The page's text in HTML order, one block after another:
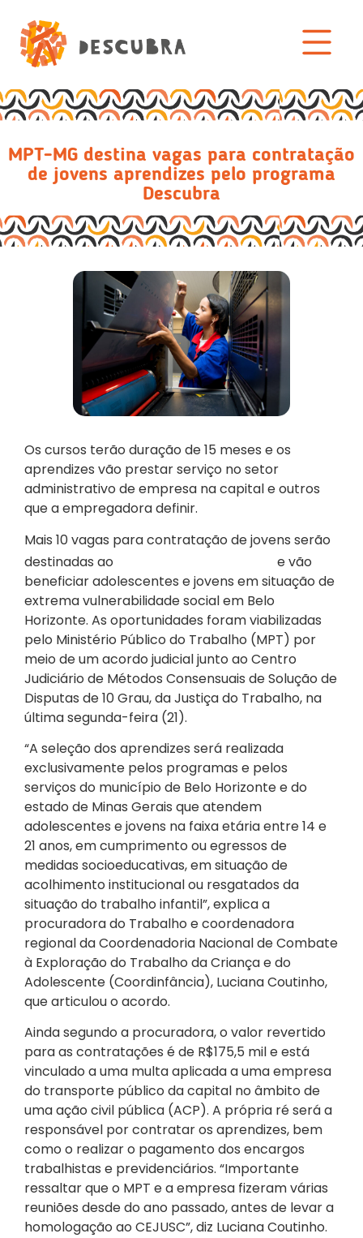
MPT-MG destina vagas para contratação
de jovens aprendizes pelo programa
Descubra
Os cursos terão duração de 15 meses e os
aprendizes vão prestar serviço no setor
administrativo de empresa na capital e outros
que a empregadora definir.
Mais 10 vagas para contratação de jovens serão
destinadas ao
e vão
beneficiar adolescentes e jovens em situação de
extrema vulnerabilidade social em Belo
Horizonte. As oportunidades foram viabilizadas
pelo Ministério Público do Trabalho (MPT) por
meio de um acordo judicial junto ao Centro
Judiciário de Métodos Consensuais de Solução de
Disputas de 10 Grau, da Justiça do Trabalho, na
última segunda-feira (21).
“A seleção dos aprendizes será realizada
exclusivamente pelos programas e pelos
serviços do município de Belo Horizonte e do
estado de Minas Gerais que atendem
adolescentes e jovens na faixa etária entre 14 e
21 anos, em cumprimento ou egressos de
medidas socioeducativas, em situação de
acolhimento institucional ou resgatados da
situação do trabalho infantil”, explica a
procuradora do Trabalho e coordenadora
regional da Coordenadoria Nacional de Combate
à Exploração do Trabalho da Criança e do
Adolescente (Coordinfância), Luciana Coutinho,
que articulou o acordo.
Ainda segundo a procuradora, o valor revertido
para as contratações é de R$175,5 mil e está
vinculado a uma multa aplicada a uma empresa
do transporte público da capital no âmbito de
uma ação civil pública (ACP). A própria ré será a
responsável por contratar os aprendizes, bem
como o realizar o pagamento dos encargos
trabalhistas e previdenciários. “Importante
ressaltar que o MPT e a empresa fizeram várias
reuniões desde do ano passado, antes de levar a
homologação ao CEJUSC”, diz Luciana Coutinho.